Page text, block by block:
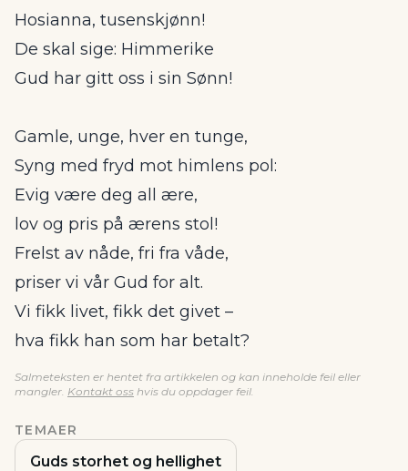
Hosianna, tusenskjønn!
De skal sige: Himmerike
Gud har gitt oss i sin Sønn!
Gamle, unge, hver en tunge,
Syng med fryd mot himlens pol:
Evig være deg all ære,
lov og pris på ærens stol!
Frelst av nåde, fri fra våde,
priser vi vår Gud for alt.
Vi fikk livet, fikk det givet –
hva fikk han som har betalt?
Salmeteksten er hentet fra artikkelen og kan inneholde feil eller
mangler. Kontakt oss hvis du oppdager feil.
TEMAER
Guds storhet og hellighet